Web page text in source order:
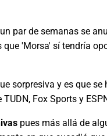
par de semanas se
'Morsa' sí tendría
sorpresiva y es que
Fox Sports y
pues más allá de